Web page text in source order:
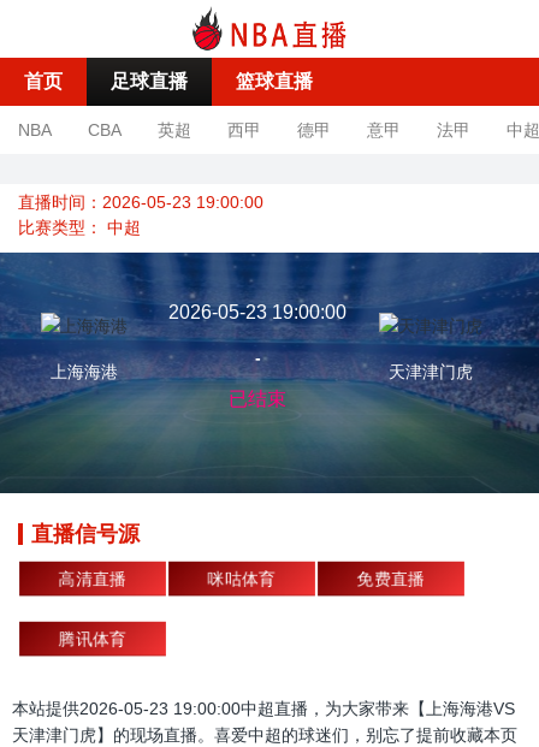
首页 足球直播 篮球直播
NBA CBA 英超 西甲 德甲 意甲 法甲 中超
直播时间：2026-05-23 19:00:00
比赛类型： 中超
上海海港
2026-05-23 19:00:00
-
已结束
天津津门虎
直播信号源
高清直播 咪咕体育 免费直播
腾讯体育
本站提供2026-05-23 19:00:00中超直播，为大家带来【上海海港VS
天津津门虎】的现场直播。喜爱中超的球迷们，别忘了提前收藏本页